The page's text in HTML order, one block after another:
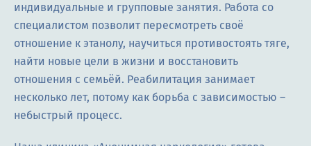
индивидуальные и групповые занятия. Работа со
специалистом позволит пересмотреть своё
отношение к этанолу, научиться противостоять тяге,
найти новые цели в жизни и восстановить
отношения с семьёй. Реабилитация занимает
несколько лет, потому как борьба с зависимостью –
небыстрый процесс.